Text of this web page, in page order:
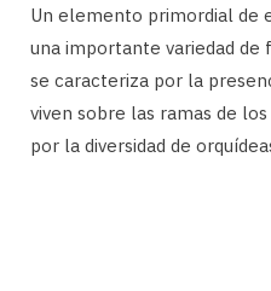
Un elemento primordial de
una importante variedad de
se caracteriza por la
viven sobre las ramas de
por la diversidad de